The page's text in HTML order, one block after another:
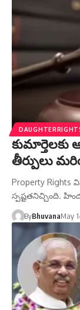
కుమార్తెలకు
తీర్పులు
Property
స్పష్టతనిచ్చింది.
ByBhuvanaMay